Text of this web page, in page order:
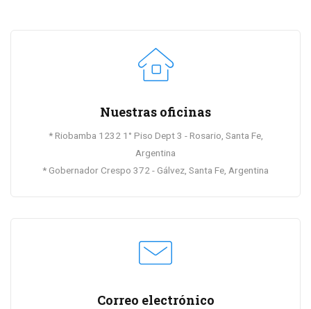
Nuestras oficinas
* Riobamba 1232 1° Piso Dept 3 - Rosario, Santa Fe,
Argentina
* Gobernador Crespo 372 - Gálvez, Santa Fe, Argentina
Correo electrónico